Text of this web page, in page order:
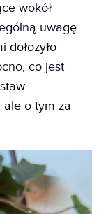
wokół
uwagę
dołożyło
co jest
o tym za